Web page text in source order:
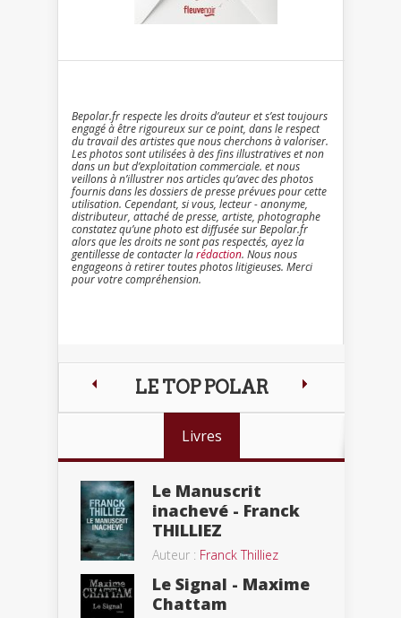
Bepolar.fr respecte les droits d’auteur et s’est toujours
engagé à être rigoureux sur ce point, dans le respect
du travail des artistes que nous cherchons à valoriser.
Les photos sont utilisées à des fins illustratives et non
dans un but d’exploitation commerciale. et nous
veillons à n’illustrer nos articles qu’avec des photos
fournis dans les dossiers de presse prévues pour cette
utilisation. Cependant, si vous, lecteur - anonyme,
distributeur, attaché de presse, artiste, photographe
constatez qu’une photo est diffusée sur Bepolar.fr
alors que les droits ne sont pas respectés, ayez la
gentillesse de contacter larédaction. Nous nous
engageons à retirer toutes photos litigieuses. Merci
pour votre compréhension.
LE TOP POLAR
Livres
Le Manuscrit
inachevé - Franck
THILLIEZ
Auteur : Franck Thilliez
Le Signal - Maxime
Chattam